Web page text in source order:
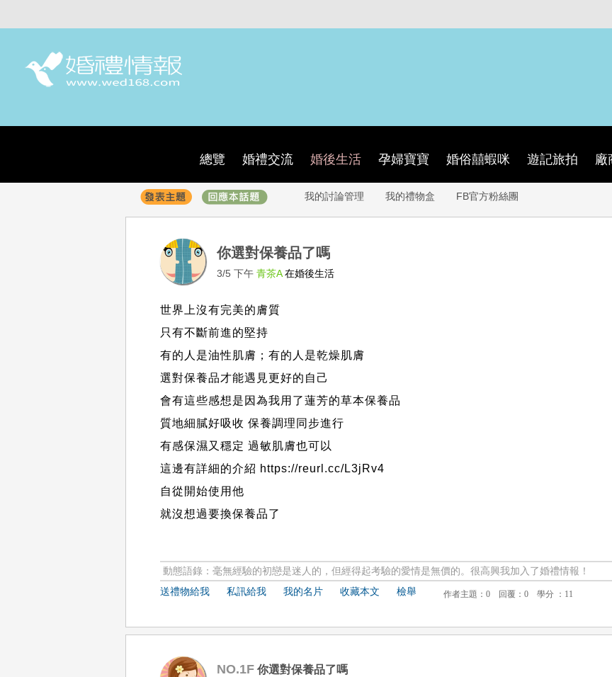
總覽 婚禮交流 婚後生活 孕婦寶寶 婚俗囍蝦咪 遊記旅拍 廠
我的討論管理 我的禮物盒 FB官方粉絲團
你選對保養品了嗎
3/5 下午青茶A在婚後生活
世界上沒有完美的膚質
只有不斷前進的堅持
有的人是油性肌膚；有的人是乾燥肌膚
選對保養品才能遇見更好的自己
會有這些感想是因為我用了蓮芳的草本保養品
質地細膩好吸收 保養調理同步進行
有感保濕又穩定 過敏肌膚也可以
這邊有詳細的介紹 https://reurl.cc/L3jRv4
自從開始使用他
就沒想過要換保養品了
動態語錄：毫無經驗的初戀是迷人的，但經得起考驗的愛情是無價的。很高興我加入了婚禮情報！
送禮物給我
私訊給我 我的名片 收藏本文 檢舉
NO.1F 你選對保養品了嗎